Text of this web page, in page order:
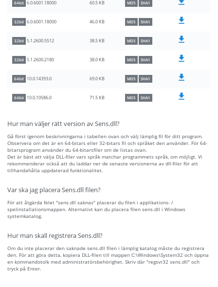
64bit 6.0.6001.18000 60.5 KB MD5 SHA1
32bit 6.0.6001.18000 46.0 KB MD5 SHA1
32bit 5.1.2600.5512 38.5 KB MD5 SHA1
32bit 5.1.2600.2180 38.0 KB MD5 SHA1
64bit 10.0.14393.0 69.0 KB MD5 SHA1
64bit 10.0.10586.0 71.5 KB MD5 SHA1
Hur man väljer rätt version av Sens.dll?
Gå först igenom beskrivningarna i tabellen ovan och välj lämplig fil för ditt program.
Observera om det är en 64-bitars eller 32-bitars fil och språket den använder. För 64-
bitarsprogram använder du 64-bitarsfiler om de listas ovan.
Det är bäst att välja DLL-filer vars språk matchar programmets språk, om möjligt. Vi
rekommenderar också att du laddar ner de senaste versionerna av dll-filer för att
tillhandahålla uppdaterad funktionalitet.
Var ska jag placera Sens.dll filen?
För att åtgärda felet "sens.dll saknas" placerar du filen i applikations- /
spelinstallationsmappen. Alternativt kan du placera filen sens.dll i Windows
systemkatalog.
Hur man skall registrera Sens.dll?
Om du inte placerar den saknade sens.dll filen i lämplig katalog måste du registrera
den. För att göra detta, kopiera DLL-filen till mappen C:\Windows\System32 och öppna
en kommandotolk med administratörsbehörighet. Skriv där "regsvr32 sens.dll" och
tryck på Enter.